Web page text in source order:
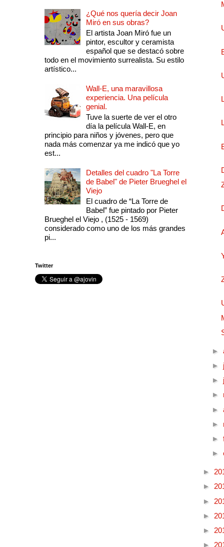
¿Qué nos quería decir Joan
Miró en sus obras?
El artista Joan Miró fue un
pintor, escultor y ceramista
español que se destacó sobre
todo en el movimiento surrealista. Su estilo
artístico...
Wall-E, una maravillosa
experiencia. Una película
genial.
Tuve la suerte de ver el otro
día la película Wall-E, en
principio para niños y jóvenes, pero que
nada más comenzar ya me indicó que yo
est...
Detalles del cuadro "La Torre
de Babel" de Pieter Brueghel el
Viejo
El cuadro de “La Torre de
Babel” fue pintado por Pieter
Brueghel el Viejo , (1525 - 1569)
considerado como uno de los más grandes
pi...
Twitter
►
►
►
►
►
►
►
►
►
►
►
►
►
►